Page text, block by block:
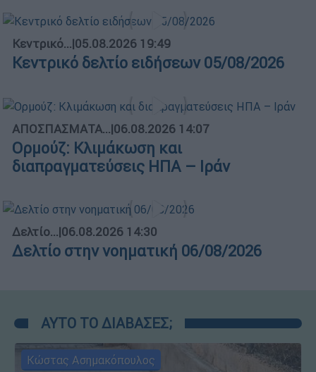
Κεντρικό...|05.08.2026 19:49
Κεντρικό δελτίο ειδήσεων 05/08/2026
ΑΠΟΣΠΑΣΜΑΤΑ...|06.08.2026 14:07
Ορμούζ: Κλιμάκωση και
διαπραγματεύσεις ΗΠΑ – Ιράν
Δελτίο...|06.08.2026 14:30
Δελτίο στην νοηματική 06/08/2026
ΑΥΤΟ ΤΟ ΔΙΑΒΑΣΕΣ;
Κώστας Ασημακόπουλος